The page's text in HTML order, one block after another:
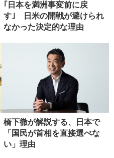
｢日本を満洲事変前に戻
す｣ 日米の開戦が避けられ
なかった決定的な理由
橋下徹が解説する、日本で
「国民が首相を直接選べな
い」理由